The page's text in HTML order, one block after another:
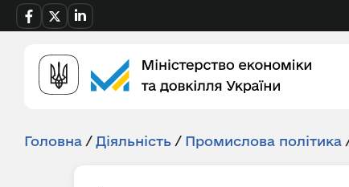
Головна / Діяльність / Промислова політика